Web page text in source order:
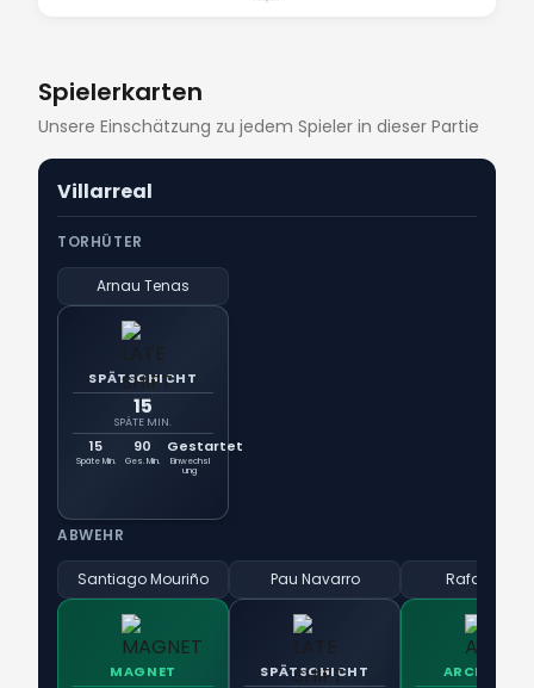
Spielerkarten
Unsere Einschätzung zu jedem Spieler in dieser Partie
Villarreal
TORHÜTER
Arnau Tenas
SPÄTSCHICHT
15
SPÄTE MIN.
15
Späte Min.
90
Ges. Min.
Gestartet
Einwechsl
ung
ABWEHR
Santiago Mouriño
MAGNET
Pau Navarro
SPÄTSCHICHT
Rafa Marín
ARCHITEKT